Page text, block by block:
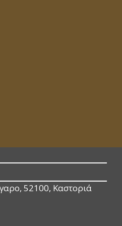
52100, Καστοριά